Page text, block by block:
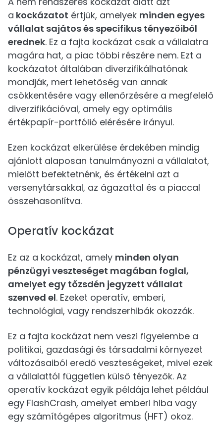
a kockázatot értjük, amelyek minden egyes
vállalat sajátos és specifikus tényezőiből
erednek. Ez a fajta kockázat csak a vállalatra
magára hat, a piac többi részére nem. Ezt a
kockázatot általában diverzifikálhatónak
mondják, mert lehetőség van annak
csökkentésére vagy ellenőrzésére a megfelelő
diverzifikációval, amely egy optimális
értékpapír-portfólió elérésére irányul.
Ezen kockázat elkerülése érdekében mindig
ajánlott alaposan tanulmányozni a vállalatot,
mielőtt befektetnénk, és értékelni azt a
versenytársakkal, az ágazattal és a piaccal
összehasonlítva.
Operatív kockázat
Ez az a kockázat, amely minden olyan
pénzügyi veszteséget magában foglal,
amelyet egy tőzsdén jegyzett vállalat
szenved el. Ezeket operatív, emberi,
technológiai, vagy rendszerhibák okozzák.
Ez a fajta kockázat nem veszi figyelembe a
politikai, gazdasági és társadalmi környezet
változásaiból eredő veszteségeket, mivel ezek
a vállalattól független külső tényezők. Az
operatív kockázat egyik példája lehet például
egy FlashCrash, amelyet emberi hiba vagy
egy számítógépes algoritmus (HFT) okoz.